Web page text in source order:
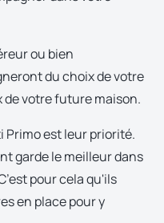
ou bien
du choix de votre
votre future maison.
est leur priorité.
garde le meilleur dans
pour cela qu'ils
en place pour y